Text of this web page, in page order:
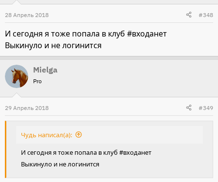
28 Апрель 2018 #348
И сегодня я тоже попала в клуб #входанет
Выкинуло и не логинится
Mielga
Pro
29 Апрель 2018 #349
Чудь написал(а):
И сегодня я тоже попала в клуб #входанет
Выкинуло и не логинится